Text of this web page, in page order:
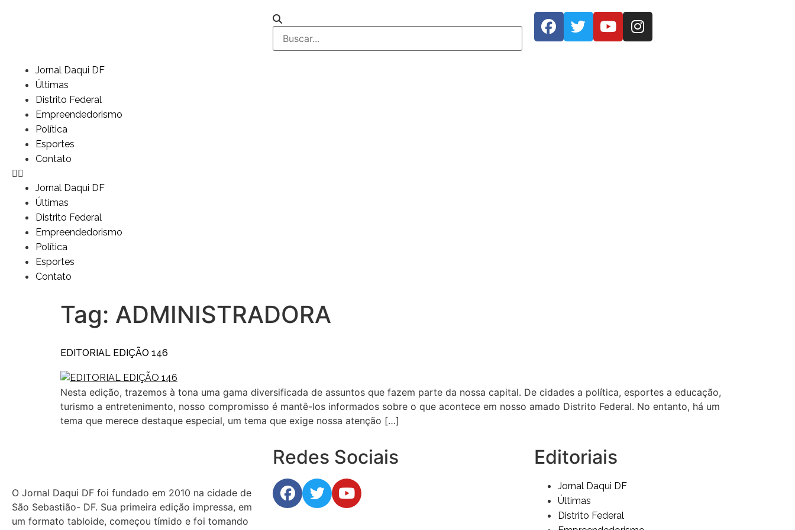
Jornal Daqui DF
Últimas
Distrito Federal
Empreendedorismo
Política
Esportes
Contato
Jornal Daqui DF
Últimas
Distrito Federal
Empreendedorismo
Política
Esportes
Contato
Tag: ADMINISTRADORA
EDITORIAL EDIÇÃO 146
Nesta edição, trazemos à tona uma gama diversificada de assuntos que fazem parte da nossa capital. De cidades a política, esportes a educação,
turismo a entretenimento, nosso compromisso é mantê-los informados sobre o que acontece em nosso amado Distrito Federal. No entanto, há um
tema que merece destaque especial, um tema que exige nossa atenção […]
O Jornal Daqui DF foi fundado em 2010 na cidade de
São Sebastião- DF. Sua primeira edição impressa, em
um formato tabloide, começou tímido e foi tomando
Redes Sociais Editoriais
Jornal Daqui DF
Últimas
Distrito Federal